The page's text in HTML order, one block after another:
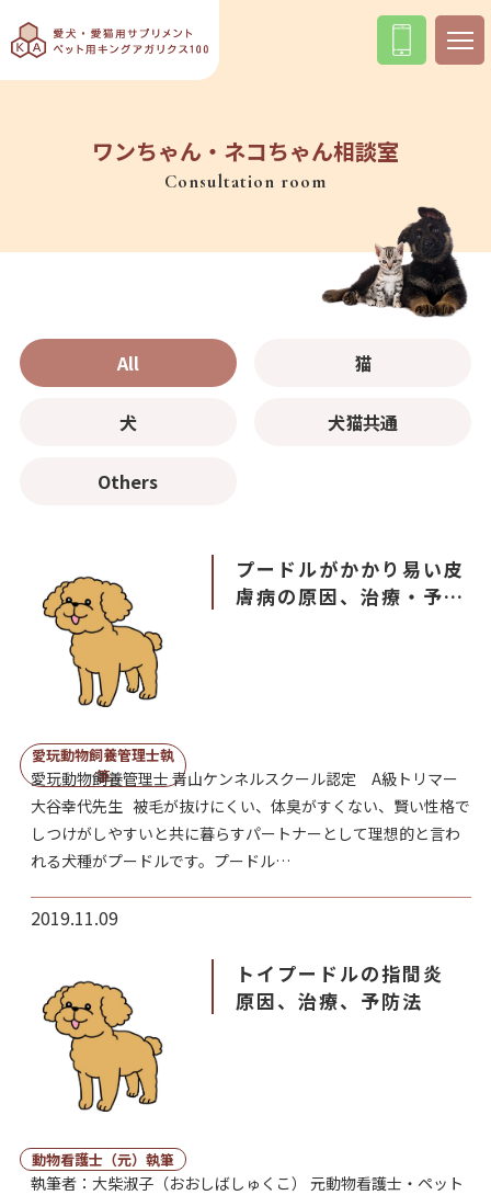
ワンちゃん・ネコちゃん相談室
Consultation room
All 猫
犬 犬猫共通
Others
愛玩動物飼養管理士執
筆
プードルがかかり易い皮
膚病の原因、治療・予防
愛玩動物飼養管理士 青山ケンネルスクール認定 A級トリマー
大谷幸代先生 被毛が抜けにくい、体臭がすくない、賢い性格で
しつけがしやすいと共に暮らすパートナーとして理想的と言わ
れる犬種がプードルです。プードル…
2019.11.09
動物看護士（元）執筆
トイプードルの指間炎
原因、治療、予防法
執筆者：大柴淑子（おおしばしゅくこ） 元動物看護士・ペット